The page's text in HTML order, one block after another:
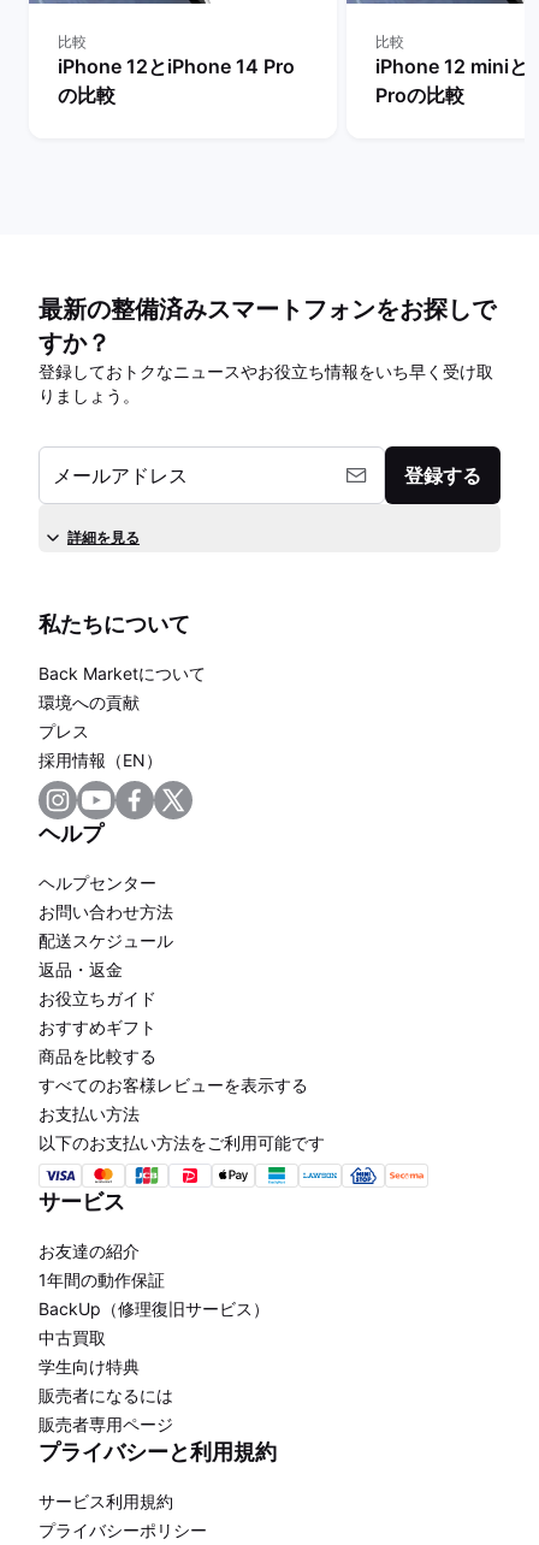
比較
iPhone 12とiPhone 14 Pro
の比較
比較
iPhone 12 miniと
Proの比較
最新の整備済みスマートフォンをお探しで
すか？
登録しておトクなニュースやお役立ち情報をいち早く受け取
りましょう。
メールアドレス 登録する
詳細を見る
私たちについて
Back Marketについて
環境への貢献
プレス
採用情報（EN）
ヘルプ
ヘルプセンター
お問い合わせ方法
配送スケジュール
返品・返金
お役立ちガイド
おすすめギフト
商品を比較する
すべてのお客様レビューを表示する
お支払い方法
以下のお支払い方法をご利用可能です
サービス
お友達の紹介
1年間の動作保証
BackUp（修理復旧サービス）
中古買取
学生向け特典
販売者になるには
販売者専用ページ
プライバシーと利用規約
サービス利用規約
プライバシーポリシー